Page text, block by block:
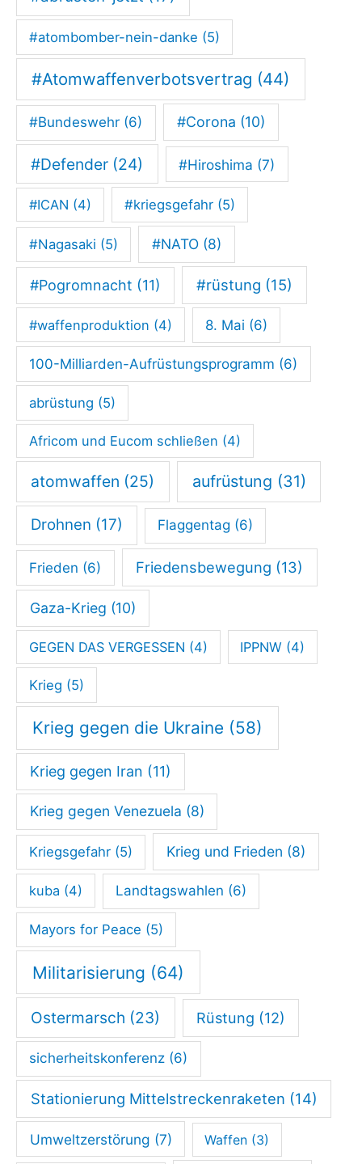
#atombomber-nein-danke (5)
#Atomwaffenverbotsvertrag (44)
#Bundeswehr (6) #Corona (10)
#Defender (24) #Hiroshima (7)
#ICAN (4) #kriegsgefahr(5)
#Nagasaki (5) #NATO(8)
#Pogromnacht (11) #rüstung (15)
#waffenproduktion (4) 8. Mai (6)
100-Milliarden-Aufrüstungsprogramm (6)
abrüstung (5)
Africom und Eucom schließen (4)
atomwaffen (25) aufrüstung (31)
Drohnen (17) Flaggentag (6)
Frieden (6) Friedensbewegung (13)
Gaza-Krieg (10)
GEGEN DAS VERGESSEN (4) IPPNW (4)
Krieg (5)
Krieg gegen die Ukraine (58)
Krieg gegen Iran (11)
Krieg gegen Venezuela (8)
Kriegsgefahr (5) Krieg und Frieden (8)
kuba (4) Landtagswahlen (6)
Mayors for Peace (5)
Militarisierung (64)
Ostermarsch (23) Rüstung (12)
sicherheitskonferenz (6)
Stationierung Mittelstreckenraketen (14)
Umweltzerstörung (7) Waffen (3)